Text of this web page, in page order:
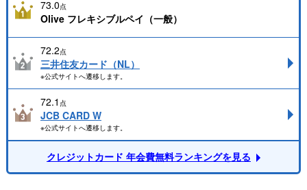
73.0点
Olive フレキシブルペイ（一般）
72.2点
三井住友カード（NL）
※公式サイトへ遷移します。
72.1 点
JCB CARD W
※公式サイトへ遷移します。
クレジットカード 年会費無料ランキングを見る